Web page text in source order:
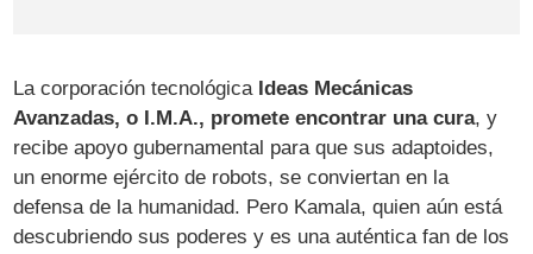
La corporación tecnológica Ideas Mecánicas
Avanzadas, o I.M.A., promete encontrar una cura, y
recibe apoyo gubernamental para que sus adaptoides,
un enorme ejército de robots, se conviertan en la
defensa de la humanidad. Pero Kamala, quien aún está
descubriendo sus poderes y es una auténtica fan de los